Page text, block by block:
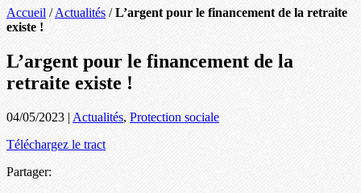
Accueil /Actualités /L’argent pour le financement de la retraite
existe !
L’argent pour le financement de la
retraite existe !
04/05/2023 | Actualités, Protection sociale
Téléchargez le tract
Partager: